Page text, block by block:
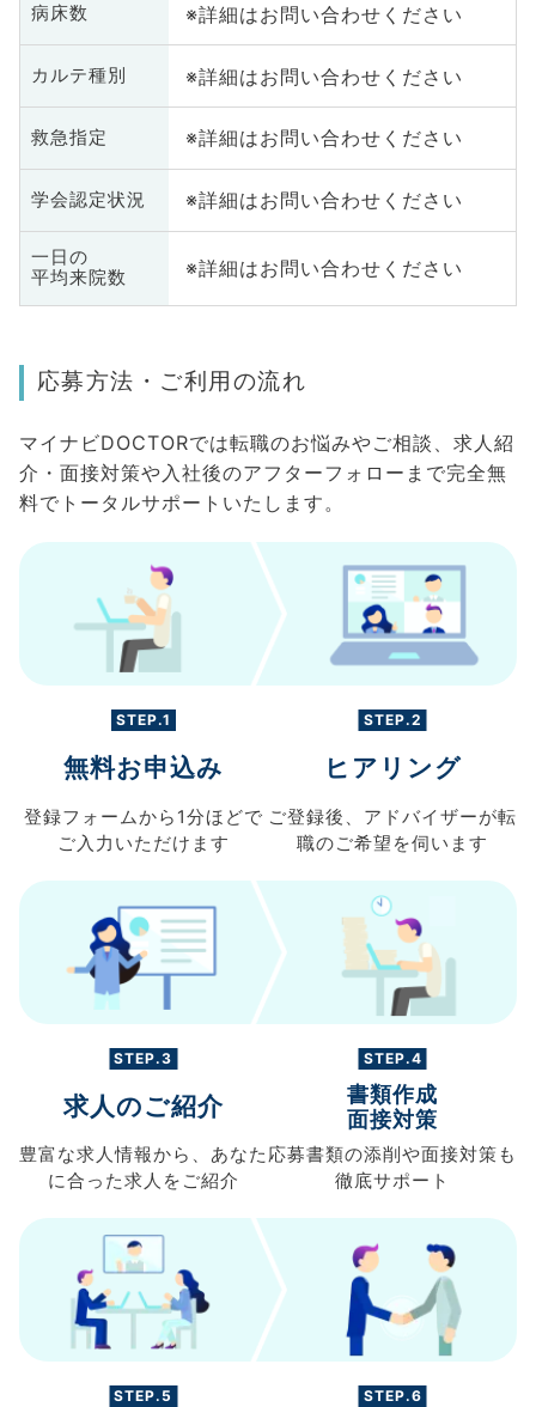
病床数 ※詳細はお問い合わせください
カルテ種別 ※詳細はお問い合わせください
救急指定 ※詳細はお問い合わせください
学会認定状況 ※詳細はお問い合わせください
一日の
平均来院数
※詳細はお問い合わせください
応募方法・ご利用の流れ
マイナビDOCTORでは転職のお悩みやご相談、求人紹
介・面接対策や入社後のアフターフォローまで完全無
料でトータルサポートいたします。
STEP.1
無料お申込み
登録フォームから 1分ほどで
ご入力 いただけます
STEP.2
ヒアリング
ご登録後、 アドバイザーが転
職のご希望を伺います
STEP.3
求人のご紹介
豊富な求人情報から、 あなた
に合った求人を ご紹介
STEP.4
書類作成
面接対策
応募書類の添削や面接対策も
徹底サポート
STEP.5 STEP.6